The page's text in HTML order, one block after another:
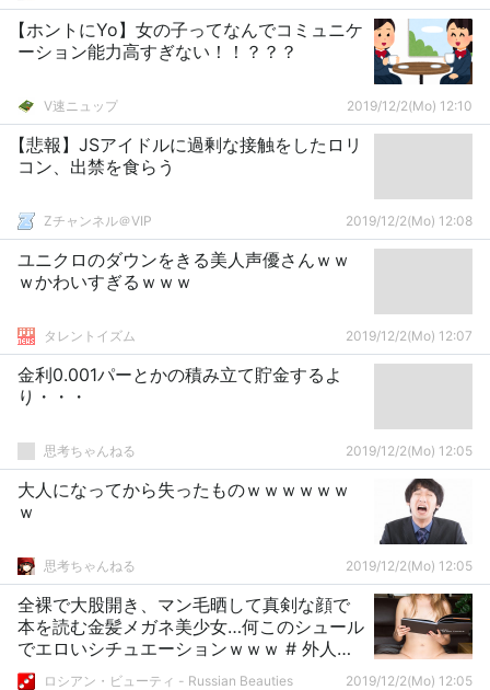
【ホントにYo】女の子ってなんでコミュニケ
ーション能力高すぎない！！？？？
V速ニュップ 2019/12/2(Mo) 12:10
【悲報】JSアイドルに過剰な接触をしたロリ
コン、出禁を食らう
Zチャンネル＠VIP 2019/12/2(Mo) 12:08
ユニクロのダウンをきる美人声優さんｗｗ
ｗかわいすぎるｗｗｗ
タレントイズム 2019/12/2(Mo) 12:07
金利0.001パーとかの積み立て貯金するよ
り・・・
思考ちゃんねる 2019/12/2(Mo) 12:05
大人になってから失ったものｗｗｗｗｗｗ
ｗ
思考ちゃんねる 2019/12/2(Mo) 12:05
全裸で大股開き、マン毛晒して真剣な顔で
本を読む金髪メガネ美少女…何このシュール
でエロいシチュエーションｗｗｗ # 外人エ
ロ画像ロシアン・ビューティ - Russian Beauties 2019/12/2(Mo) 12:05